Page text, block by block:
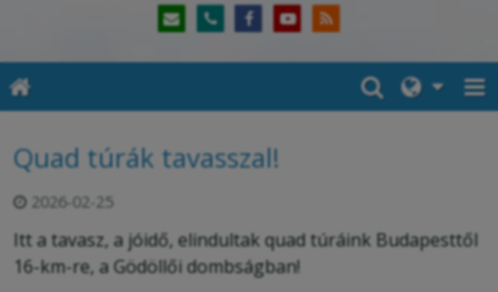
Quad túrák tavasszal!
2026-02-25
Itt a tavasz, a jóidő, elindultak quad túráink Budapesttől
16-km-re, a Gödöllői dombságban!